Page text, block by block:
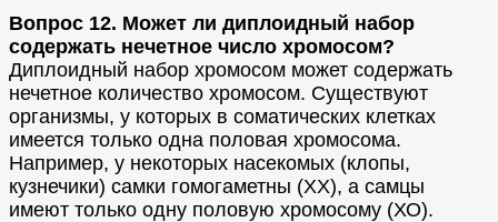
Вопрос 12. Может ли диплоидный набор
содержать нечетное число хромосом?
Диплоидный набор хромосом может содержать
нечетное количество хромосом. Существуют
организмы, у которых в соматических клетках
имеется только одна половая хромосома.
Например, у некоторых насекомых (клопы,
кузнечики) самки гомогаметны (XX), а самцы
имеют только одну половую хромосому (ХО).